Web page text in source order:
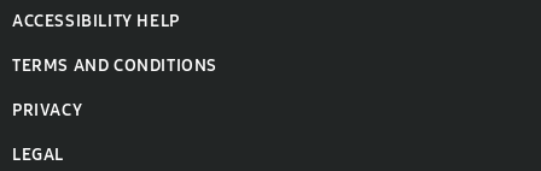
ACCESSIBILITY HELP
TERMS AND CONDITIONS
PRIVACY
LEGAL